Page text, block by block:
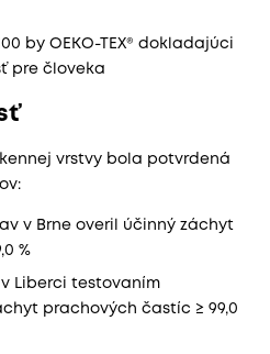
by OEKO-TEX® dokladajúci
pre človeka
vrstvy bola potvrdená
v Brne overil účinný záchyt
%
Liberci testovaním
prachových častíc ≥ 99,0